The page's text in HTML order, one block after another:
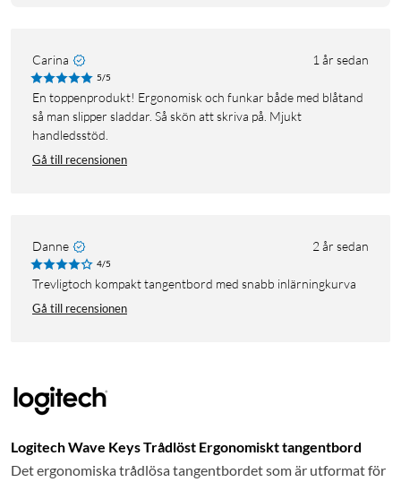
Carina 1 år sedan
5/5
En toppenprodukt! Ergonomisk och funkar både med blåtand
så man slipper sladdar. Så skön att skriva på. Mjukt
handledsstöd.
Gå till recensionen
Danne 2 år sedan
4/5
Trevligtoch kompakt tangentbord med snabb inlärningkurva
Gå till recensionen
Logitech Wave Keys Trådlöst Ergonomiskt tangentbord
Det ergonomiska trådlösa tangentbordet som är utformat för